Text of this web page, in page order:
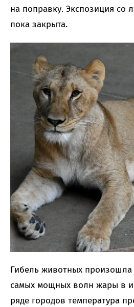
на поправку. Экспозиция со
пока закрыта.
Гибель животных
самых мощных волн жары в
ряде городов температура